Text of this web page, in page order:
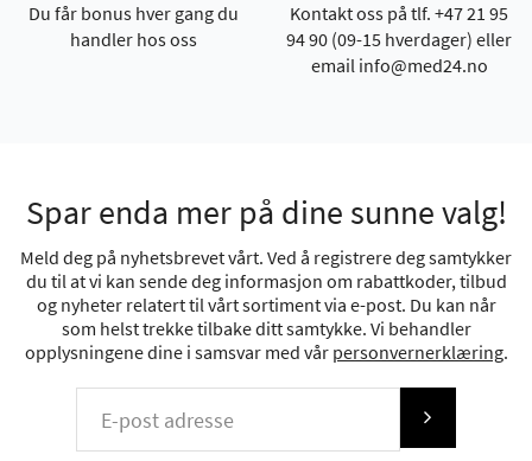
Du får bonus hver gang du
handler hos oss
Kontakt oss på tlf. +47 21 95
94 90 (09-15 hverdager) eller
email info@med24.no
Spar enda mer på dine sunne valg!
Meld deg på nyhetsbrevet vårt. Ved å registrere deg samtykker
du til at vi kan sende deg informasjon om rabattkoder, tilbud
og nyheter relatert til vårt sortiment via e-post. Du kan når
som helst trekke tilbake ditt samtykke. Vi behandler
opplysningene dine i samsvar med vår personvernerklæring.